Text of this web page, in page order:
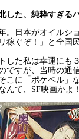
した、純粋すぎる
。日本がオイルシ
稼ぐぞ！」と全国
した私は幸運にも
ですが、当時の通
こに「ポケベル」
んて、SF映画かよ